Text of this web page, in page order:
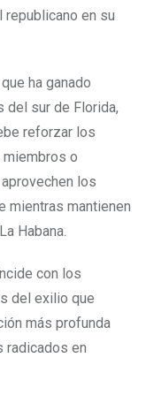
republicano en su
ha ganado
del sur de Florida,
reforzar los
o
los
mientras mantienen
Habana.
con los
del exilio que
más profunda
radicados en